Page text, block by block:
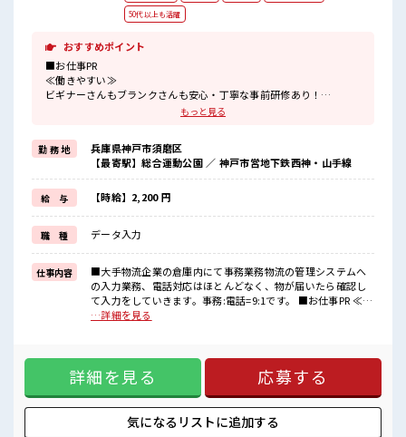
50代以上も活躍
おすすめポイント
■お仕事PR
≪働きやすい≫
ビギナーさんもブランクさんも安心・丁寧な事前研修あり！
残業基本ナシのお仕事♪
オンとオフをきっちり切り替えたい方にオススメ！
≪機能的な制服アリ≫
制服があるので、
毎日の服装の悩み解消♪
≪未経験の方も大カンゲイ≫
新しいことにチャレンジするのは不安だけど、
しっかり働く環境が整っています！
イチからスキルUP・ステップUP目指していきましょう！
≪様々なお仕事をご提案≫
一人で悩まず気軽に相談できる、
派遣のお仕事です！
ストレス解消☆
ロッカーあり！
安心してお仕事に集中♪
ピタっと定時退社！
高収入もバッチリ目指せますよ！
もっと見る
勤 務 地
兵庫県神戸市須磨区
【最寄駅】総合運動公園 ／ 神戸市営地下鉄西神・山手線
給 与 【時給】2,200 円
職 種 データ入力
仕事内容
■大手物流企業の倉庫内にて事務業務物流の管理システムへ
の入力業務、電話対応はほとんどなく、物が届いたら確認し
て入力をしていきます。事務:電話=9:1です。 ■お仕事PR ≪働
きやすい≫ ビギナーさんもブランクさんも安心・丁寧な事前
ススメ！ ≪機能的な制服アリ≫ 制服があるので、 毎日の服装
の悩み解消♪ ≪未経験の方も大カンゲイ≫ 新しいことにチャ
レンジするのは不安だけど、 しっかり働く環境が整っていま
す！ イチからスキルUP・ステップUP目指していきましょ
う！ ≪様々なお仕事をご提案≫ 一人で悩まず気軽に相談でき
る、 派遣のお仕事です！ ■職場の雰囲気 休憩室で楽しくおし
…詳細を見る
詳細を見る 応募する
気になるリストに追加する